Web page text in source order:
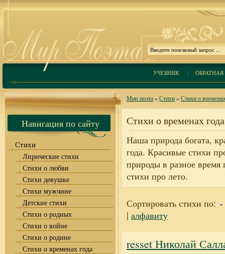
УЧЕБНИК| ОБРАТНАЯ
Навигация по сайту
Стихи
Лирические стихи
Стихи о любви
Стихи девушке
Стихи мужчине
Детские стихи
Стихи о родных
Стихи о войне
Стихи о родине
Стихи о временах года
Мир поэта»Стихи»Стихи о
Стихи о временах года
Наша природа богата,
года. Красивые стихи
природы в разное время
стихи про лето.
Сортировать стихи по:
| алфавиту
resset Николай